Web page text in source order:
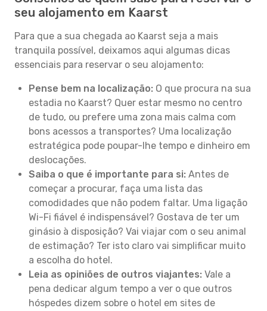
seu alojamento em Kaarst
Para que a sua chegada ao Kaarst seja a mais
tranquila possível, deixamos aqui algumas dicas
essenciais para reservar o seu alojamento:
Pense bem na localização: O que procura na sua
estadia no Kaarst? Quer estar mesmo no centro
de tudo, ou prefere uma zona mais calma com
bons acessos a transportes? Uma localização
estratégica pode poupar-lhe tempo e dinheiro em
deslocações.
Saiba o que é importante para si: Antes de
começar a procurar, faça uma lista das
comodidades que não podem faltar. Uma ligação
Wi-Fi fiável é indispensável? Gostava de ter um
ginásio à disposição? Vai viajar com o seu animal
de estimação? Ter isto claro vai simplificar muito
a escolha do hotel.
Leia as opiniões de outros viajantes: Vale a
pena dedicar algum tempo a ver o que outros
hóspedes dizem sobre o hotel em sites de